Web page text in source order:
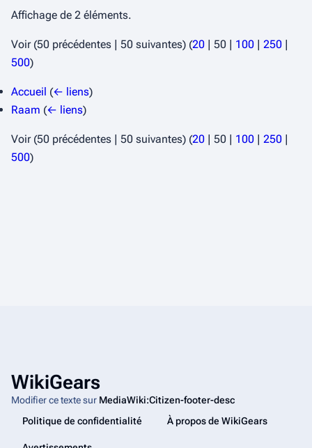
Affichage de 2 éléments.
Voir (50 précédentes | 50 suivantes) (20 | 50 | 100 | 250 |
500)
Accueil (← liens)
Raam (← liens)
Voir (50 précédentes | 50 suivantes) (20 | 50 | 100 | 250 |
500)
WikiGears
Modifier ce texte sur MediaWiki:Citizen-footer-desc
Politique de confidentialité
À propos de WikiGears